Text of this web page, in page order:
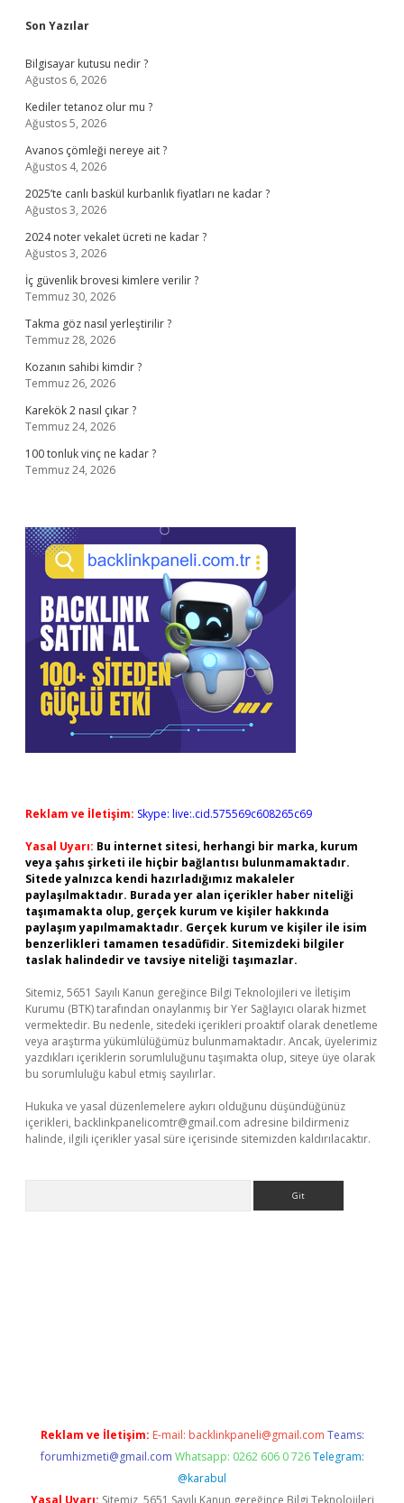
Sidebar
Son Yazılar
Bilgisayar kutusu nedir ?
Ağustos 6, 2026
Kediler tetanoz olur mu ?
Ağustos 5, 2026
Avanos çömleği nereye ait ?
Ağustos 4, 2026
2025’te canlı baskül kurbanlık fiyatları ne kadar ?
Ağustos 3, 2026
2024 noter vekalet ücreti ne kadar ?
Ağustos 3, 2026
İç güvenlik brovesi kimlere verilir ?
Temmuz 30, 2026
Takma göz nasıl yerleştirilir ?
Temmuz 28, 2026
Kozanın sahibi kimdir ?
Temmuz 26, 2026
Karekök 2 nasıl çıkar ?
Temmuz 24, 2026
100 tonluk vinç ne kadar ?
Temmuz 24, 2026
Reklam ve İletişim: Skype: live:.cid.575569c608265c69
Yasal Uyarı: Bu internet sitesi, herhangi bir marka, kurum
veya şahıs şirketi ile hiçbir bağlantısı bulunmamaktadır.
Sitede yalnızca kendi hazırladığımız makaleler
paylaşılmaktadır. Burada yer alan içerikler haber niteliği
taşımamakta olup, gerçek kurum ve kişiler hakkında
paylaşım yapılmamaktadır. Gerçek kurum ve kişiler ile isim
benzerlikleri tamamen tesadüfidir. Sitemizdeki bilgiler
taslak halindedir ve tavsiye niteliği taşımazlar.
Sitemiz, 5651 Sayılı Kanun gereğince Bilgi Teknolojileri ve İletişim
Kurumu (BTK) tarafından onaylanmış bir Yer Sağlayıcı olarak hizmet
vermektedir. Bu nedenle, sitedeki içerikleri proaktif olarak denetleme
veya araştırma yükümlülüğümüz bulunmamaktadır. Ancak, üyelerimiz
yazdıkları içeriklerin sorumluluğunu taşımakta olup, siteye üye olarak
bu sorumluluğu kabul etmiş sayılırlar.
Hukuka ve yasal düzenlemelere aykırı olduğunu düşündüğünüz
içerikleri, backlinkpanelicomtr@gmail.com adresine bildirmeniz
halinde, ilgili içerikler yasal süre içerisinde sitemizden kaldırılacaktır.
Reklam ve İletişim: E-mail: backlinkpaneli@gmail.com Teams:
forumhizmeti@gmail.com Whatsapp: 0262 606 0 726 Telegram:
@karabul
Yasal Uyarı: Sitemiz, 5651 Sayılı Kanun gereğince Bilgi Teknolojileri